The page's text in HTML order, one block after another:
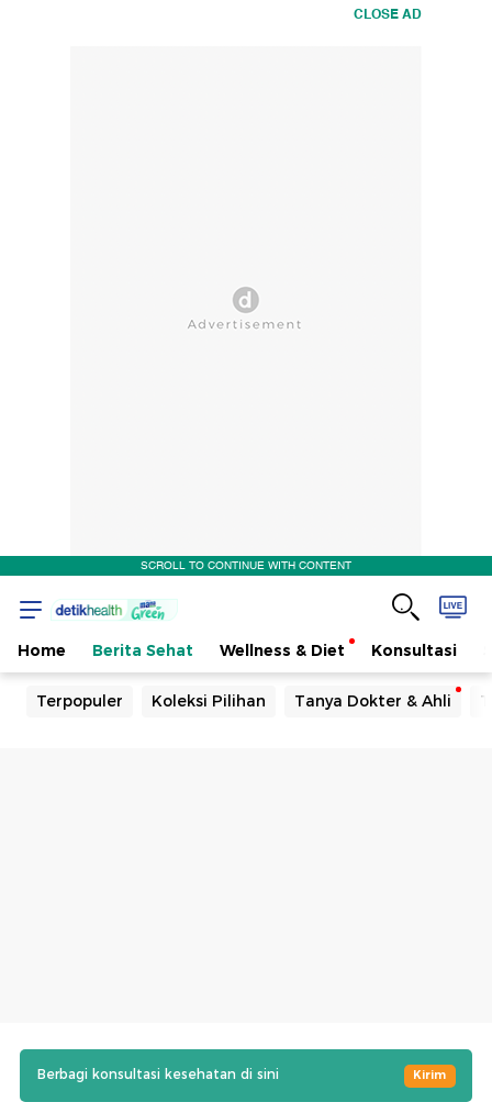
CLOSE AD
SCROLL TO CONTINUE WITH CONTENT
Home Berita Sehat Wellness & Diet Konsultasi
Terpopuler Koleksi Pilihan Tanya Dokter & Ahli
Berbagi konsultasi kesehatan di sini Kirim